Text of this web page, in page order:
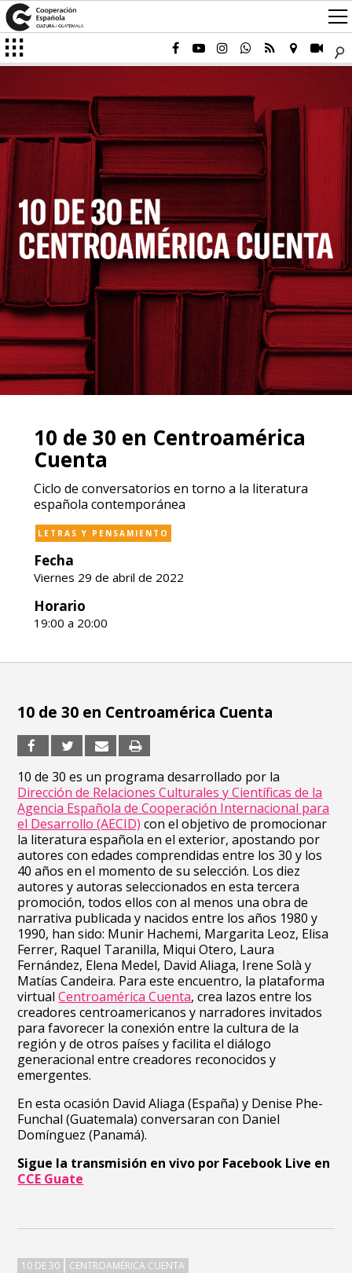
10 de 30 en Centroamérica
Cuenta
Ciclo de conversatorios en torno a la literatura
española contemporánea
LETRAS Y PENSAMIENTO
Fecha
Viernes 29 de abril de 2022
Horario
19:00 a 20:00
10 de 30 en Centroamérica Cuenta
10 de 30 es un programa desarrollado por la
Dirección de Relaciones Culturales y Científicas de la
Agencia Española de Cooperación Internacional para
el Desarrollo (AECID) con el objetivo de promocionar
la literatura española en el exterior, apostando por
autores con edades comprendidas entre los 30 y los
40 años en el momento de su selección. Los diez
autores y autoras seleccionados en esta tercera
promoción, todos ellos con al menos una obra de
narrativa publicada y nacidos entre los años 1980 y
1990, han sido: Munir Hachemi, Margarita Leoz, Elisa
Ferrer, Raquel Taranilla, Miqui Otero, Laura
Fernández, Elena Medel, David Aliaga, Irene Solà y
Matías Candeira. Para este encuentro, la plataforma
virtualCentroamérica Cuenta, crea lazos entre los
creadores centroamericanos y narradores invitados
para favorecer la conexión entre la cultura de la
región y de otros países y facilita el diálogo
generacional entre creadores reconocidos y
emergentes.
En esta ocasión David Aliaga (España) y Denise Phe-
Funchal (Guatemala) conversaran con Daniel
Domínguez (Panamá).
Sigue la transmisión en vivo por Facebook Live en
CCE Guate
10 DE 30 CENTROAMÉRICA CUENTA